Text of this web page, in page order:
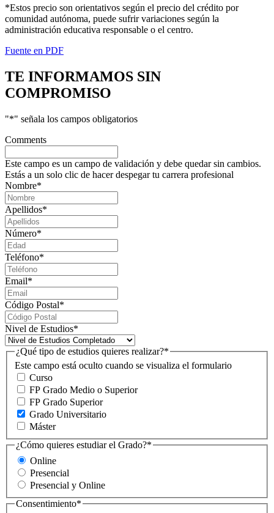
*Estos precio son orientativos según el precio del crédito por
comunidad autónoma, puede sufrir variaciones según la
administración educativa responsable o el centro.
Fuente en PDF
TE INFORMAMOS SIN
COMPROMISO
"*" señala los campos obligatorios
Comments
Este campo es un campo de validación y debe quedar sin cambios.
Estás a un solo clic de hacer despegar tu carrera profesional
Nombre*
Apellidos*
Número*
Teléfono*
Email*
Código Postal*
Nivel de Estudios*
Este campo está oculto cuando se visualiza el formulario
¿Qué tipo de estudios quieres realizar?*
Curso
FP Grado Medio o Superior
FP Grado Superior
Grado Universitario
Máster
¿Cómo quieres estudiar el Grado?*
Online
Presencial
Presencial y Online
Consentimiento*